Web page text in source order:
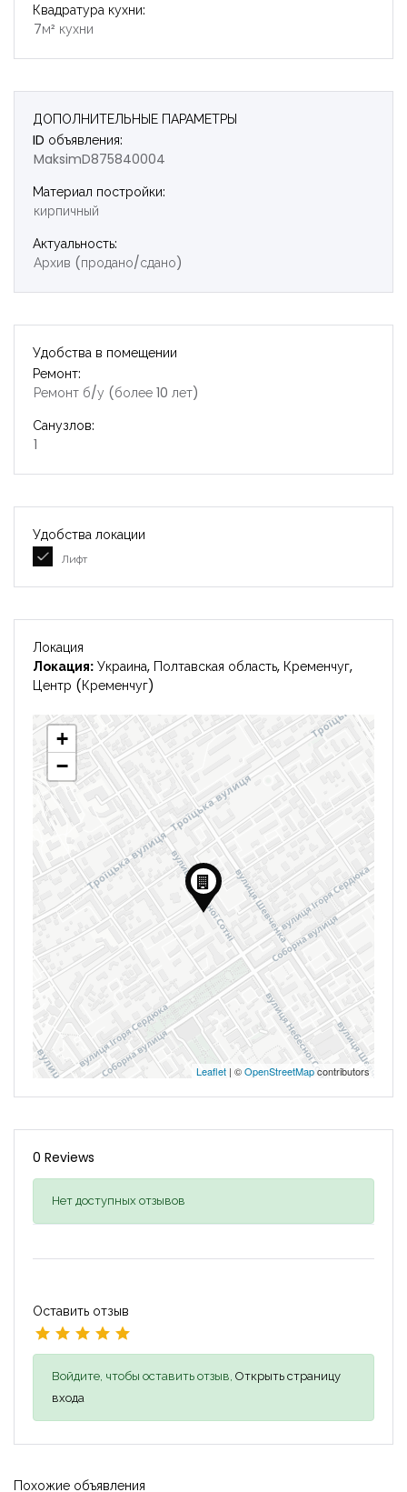
Квадратура кухни:
7м² кухни
ДОПОЛНИТЕЛЬНЫЕ ПАРАМЕТРЫ
ID объявления:
MaksimD875840004
Материал постройки:
кирпичный
Актуальность:
Архив (продано/сдано)
Удобства в помещении
Ремонт:
Ремонт б/у (более 10 лет)
Санузлов:
1
Удобства локации
Лифт
Локация
Локация: Украина, Полтавская область, Кременчуг,
Центр (Кременчуг)
+
−
Leaflet | ©OpenStreetMapcontributors
0 Reviews
Нет доступных отзывов
Оставить отзыв
Войдите, чтобы оставить отзыв, Открыть страницу
входа
Похожие объявления